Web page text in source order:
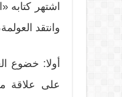
اشتهر
وانتقد
أولا: خضوع
على علاقة